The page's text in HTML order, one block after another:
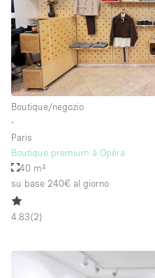
Boutique/negozio
∙
Paris
Boutique premium à Opéra
40 m²
su base 240€ al giorno
4.83(2)